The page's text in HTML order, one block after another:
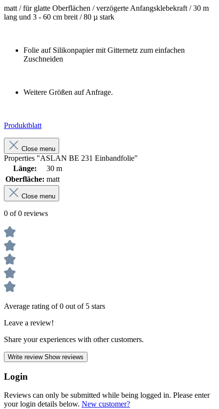
matt / für glatte Oberflächen /verzögerte Anfangsklebekraft /30 m
lang und 3 - 60 cm breit /80 µ stark
Folie auf Silikonpapier mit Gitternetz zum einfachen
Zuschneiden
Weitere Größen auf Anfrage.
Produktblatt
Close menu
Properties "ASLAN BE 231 Einbandfolie"
Länge:
30 m
Oberfläche: matt
Close menu
0 of 0 reviews
Average rating of 0 out of 5 stars
Leave a review!
Share your experiences with other customers.
Write review Show reviews
Login
Reviews can only be submitted while being logged in. Please enter
your login details below. New customer?